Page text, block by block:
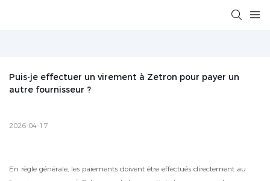
Puis-je effectuer un virement à Zetron pour payer un
autre fournisseur ?
2026-04-17
En règle générale, les paiements doivent être effectués directement au